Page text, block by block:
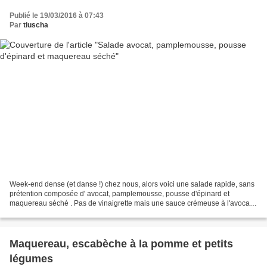
Publié le 19/03/2016 à 07:43
Par tiuscha
Week-end dense (et danse !) chez nous, alors voici une salade rapide, sans
prétention composée d' avocat, pamplemousse, pousse d'épinard et
maquereau séché . Pas de vinaigrette mais une sauce crémeuse à l'avocat,
Maquereau, escabèche à la pomme et petits
légumes